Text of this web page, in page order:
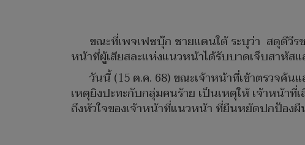
ขณะที่เพจเฟซบุ๊ก ชายแดนใต้ ระบุว่า สดุดีวีร
หน้าที่ผู้เสียสละแห่งแนวหน้าได้รับบาดเจ็บสาหัส
วันนี้ (15 ต.ค. 68) ขณะเจ้าหน้าที่เข้าตรวจค้น
เหตุยิงปะทะกับกลุ่มคนร้าย เป็นเหตุให้ เจ้าหน้าที่
ถึงหัวใจของเจ้าหน้าที่แนวหน้า ที่ยืนหยัดปกป้อง